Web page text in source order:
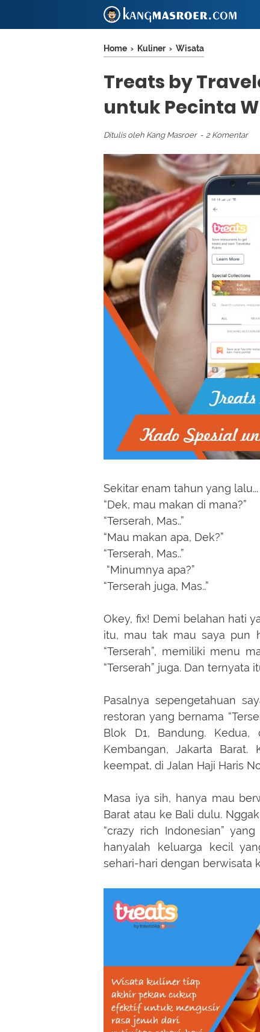
Home › Kuliner › Wisata
Treats by
untuk Pecinta
Ditulis oleh Kang Masroer 2 Komentar
Sekitar enam tahun yang lalu...
“Dek, mau makan di mana?”
“Terserah, Mas..”
“Mau makan apa, Dek?”
“Terserah, Mas..”
“Minumnya apa?”
“Terserah juga, Mas..”
Okey, fix! Demi belahan hati
itu, mau tak mau saya pun
“Terserah”, memiliki menu
“Terserah” juga. Dan
Pasalnya sepengetahuan
restoran yang bernama
Blok D1, Bandung. Kedua,
Kembangan, Jakarta
keempat, di Jalan Haji Haris
Masa iya sih, hanya mau
Barat atau ke Bali dulu.
“crazy rich Indonesian”
hanyalah keluarga kecil
sehari-hari dengan berwisata